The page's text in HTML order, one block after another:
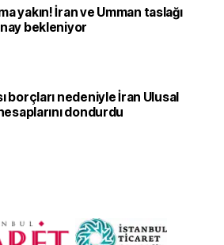
yakın! İran ve Umman taslağı
bekleniyor
borçları nedeniyle İran Ulusal
dondurdu